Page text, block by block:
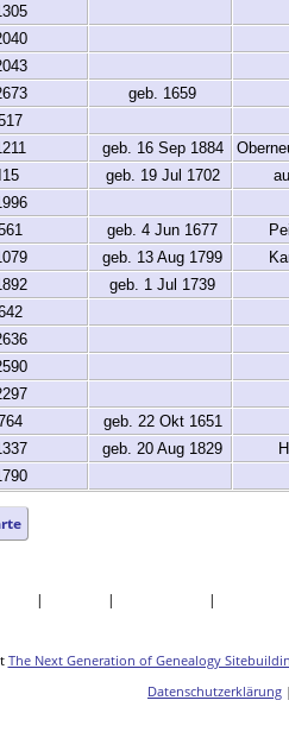
geb. 1659
geb. 16 Sep 1884
I15 geb. 19 Jul 1702
geb. 4 Jun 1677
geb. 13 Aug 1799
geb. 1 Jul 1739
geb. 22 Okt 1651
geb. 20 Aug 1829
| | |
The Next Generation of Genealogy
Datenschutzerklärung |